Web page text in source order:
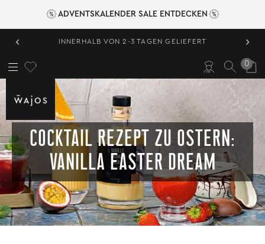
ADVENTSKALENDER SALE ENTDECKEN
‹ HERVORRAGEND BEWERTET 4,89/5 ›
0
COCKTAIL REZEPT ZU OSTERN:
VANILLA EASTER DREAM